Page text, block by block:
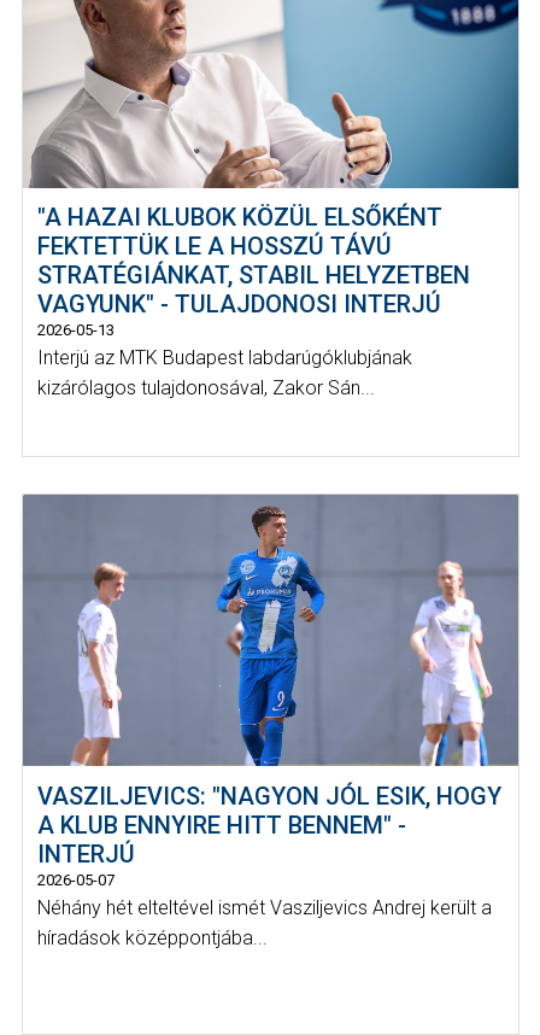
"A HAZAI KLUBOK KÖZÜL ELSŐKÉNT
FEKTETTÜK LE A HOSSZÚ TÁVÚ
STRATÉGIÁNKAT, STABIL HELYZETBEN
VAGYUNK" - TULAJDONOSI INTERJÚ
2026-05-13
Interjú az MTK Budapest labdarúgóklubjának
kizárólagos tulajdonosával, Zakor Sán...
VASZILJEVICS: "NAGYON JÓL ESIK, HOGY
A KLUB ENNYIRE HITT BENNEM" -
INTERJÚ
2026-05-07
Néhány hét elteltével ismét Vasziljevics Andrej került a
híradások középpontjába...